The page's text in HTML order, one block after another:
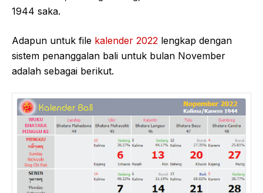
1944 saka.
Adapun untuk file kalender 2022 lengkap dengan
sistem penanggalan bali untuk bulan November
adalah sebagai berikut.